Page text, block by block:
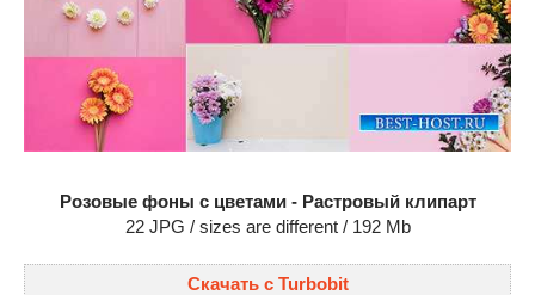
Розовые фоны с цветами - Растровый клипарт
22 JPG / sizes are different / 192 Mb
Скачать с Turbobit